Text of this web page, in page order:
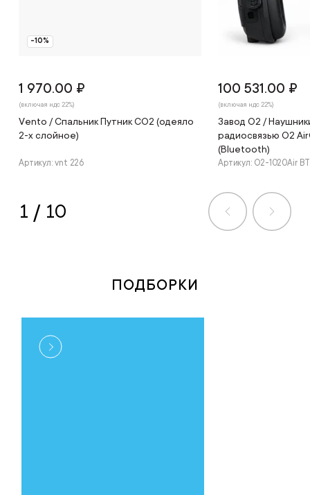
-10%
1 970.00 ₽
(включая ндс 22%)
Vento / Спальник Путник СО2 (одеяло
2-х слойное)
Артикул: vnt 226
100 531.00 ₽
(включая ндс 22%)
Завод О2 /
радиосвязью O2
(Bluetooth)
Артикул: О2-1020Air BT
1 / 10
ПОДБОРКИ